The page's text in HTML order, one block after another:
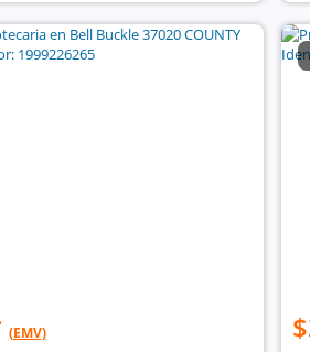
(EMV)